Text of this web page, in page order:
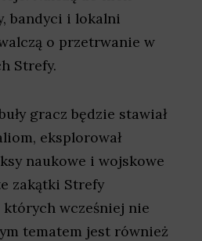
bandyci i lokalni
o przetrwanie w
Strefy.
gracz będzie stawiał
eksplorował
naukowe i wojskowe
zakątki Strefy
wcześniej nie
tematem jest również